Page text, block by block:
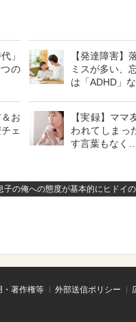
」
の
【発達障害】
ミスが多い
は「ADHD」
お
ェ
【実録】ママ
われてしまっ
す言葉もなく
子の俺への態度が基本的にヒドイ
・著作権等 外部送信ポリシー